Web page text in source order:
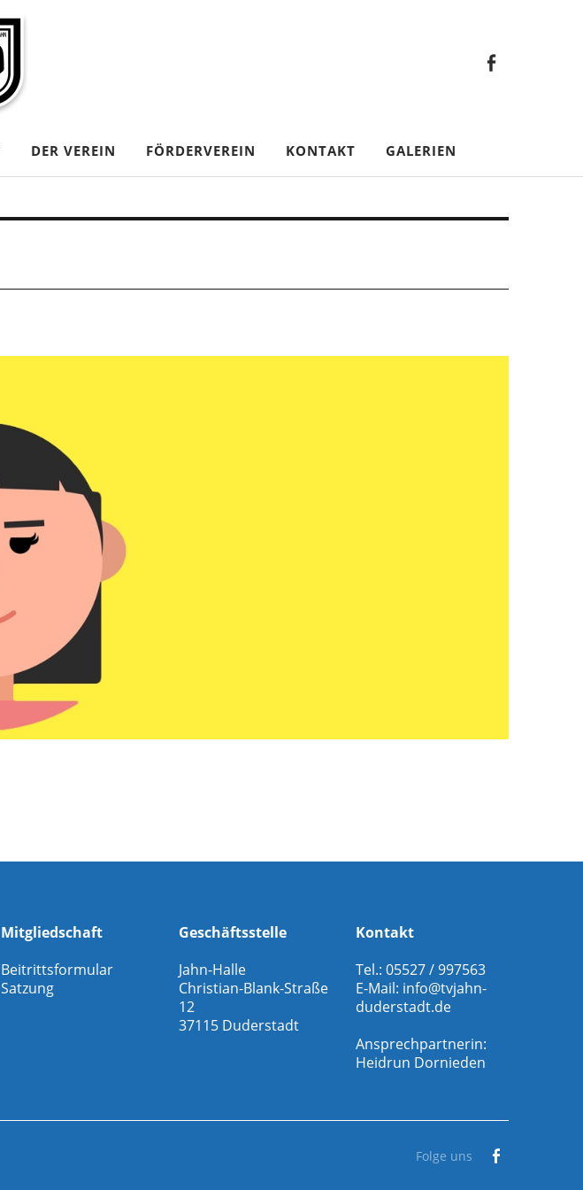
DER VEREIN FÖRDERVEREIN KONTAKT GALERIEN
Mitgliedschaft
Beitrittsformular
Satzung
Geschäftsstelle
Jahn-Halle
Christian-Blank-Straße
12
37115 Duderstadt
Kontakt
Tel.: 05527 / 997563
E-Mail: info@tvjahn-
duderstadt.de
Ansprechpartnerin:
Heidrun Dornieden
Folge uns